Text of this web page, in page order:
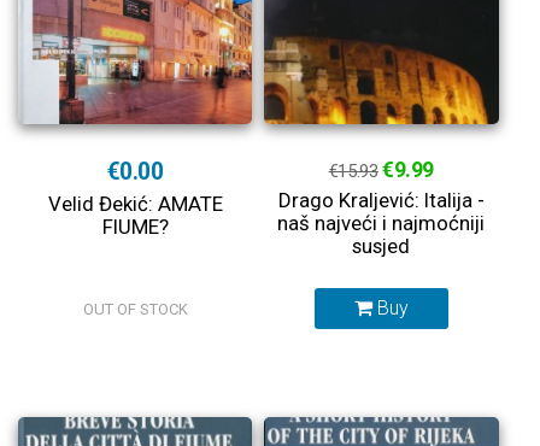
€0.00
Velid Đekić: AMATE
FIUME?
OUT OF STOCK
€15.93€9.99
Drago Kraljević: Italija -
naš najveći i najmoćniji
susjed
Buy